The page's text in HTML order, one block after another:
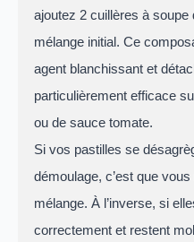
ajoutez 2 cuillères à
mélange initial. Ce
agent blanchissant et
particulièrement efficace
ou de sauce tomate.
Si vos pastilles se
démoulage, c’est que
mélange. À l’inverse, si
correctement et restent